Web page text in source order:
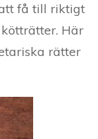
få till riktigt
Här
rätter